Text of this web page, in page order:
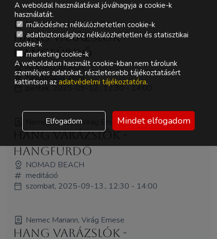
Nemec Mariann, Virág Emese
Hang Varázslók -
HANGFÜRDŐ
NOMAD BEACH
hangterápia, zene
péntek, 2025-09-12., 12:30 - 14:00
Nemec Mariann, Virág Emese
Hang Varázslók -
HANGFÜRDŐ
NOMAD BEACH
meditáció
szombat, 2025-09-13., 12:30 - 14:00
Nemec Mariann, Virág Emese
Hang Varázslók -
A weboldal használatával jóváhagyja a cookie-k
használatát.
működéshez nélkülözhetetlen cookie-k
adatbiztonsághoz nélkülözhetetlen és statisztikai
cookie-k
marketing cookie-k
A weboldalon használt cookie-kban nem tárolunk
személyes adatokat, részletesebb tájékoztatásért
kattintson az adatvédelmi tájékoztatóra.
Elfogadom Mindet elfogadom